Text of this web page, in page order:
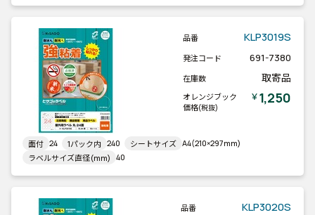
品番 KLP3019S
発注コード 691-7380
在庫数 取寄品
オレンジブック
価格(税抜)
￥1,250
面付 24 1パック内 240 シートサイズ A4(210×297mm)
ラベルサイズ直径(mm) 40
品番 KLP3020S